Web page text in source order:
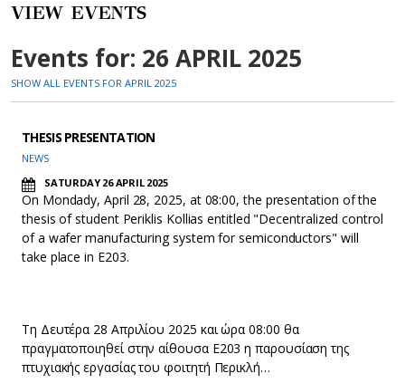
VIEW EVENTS
Events for: 26 APRIL 2025
SHOW ALL EVENTS FOR APRIL 2025
THESIS PRESENTATION
NEWS
SATURDAY 26 APRIL 2025
On Mondady, April 28, 2025, at 08:00, the presentation of the
thesis of student Periklis Kollias entitled "Decentralized control
of a wafer manufacturing system for semiconductors" will
take place in E203.
Τη Δευτέρα 28 Απριλίου 2025 και ώρα 08:00 θα
πραγματοποιηθεί στην αίθουσα Ε203 η παρουσίαση της
πτυχιακής εργασίας του φοιτητή Περικλή…